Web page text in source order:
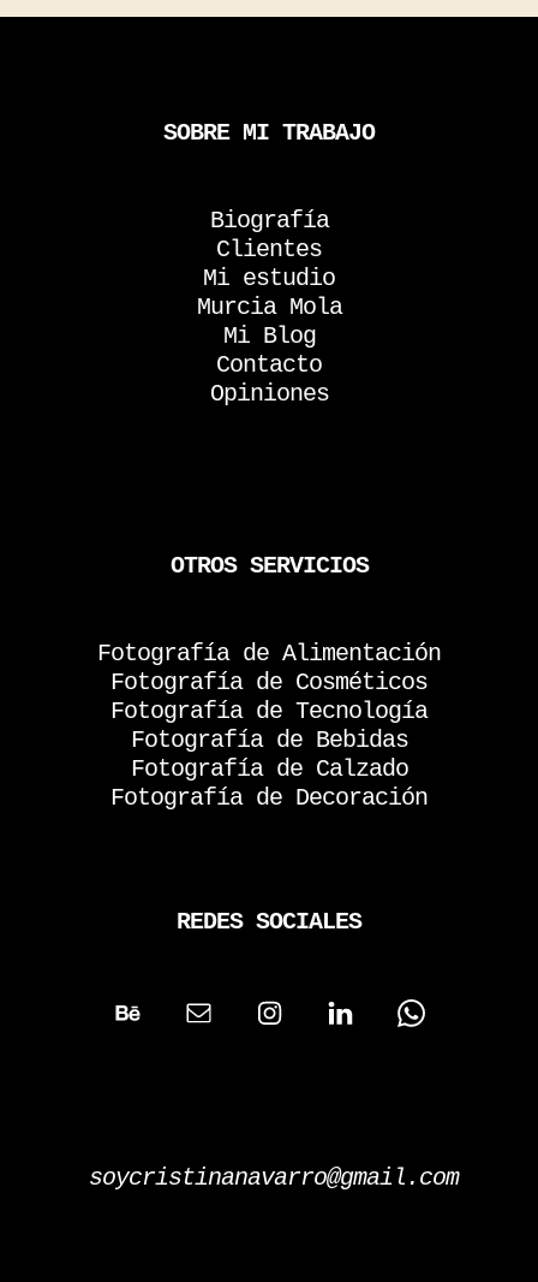
SOBRE MI TRABAJO
Biografía
Clientes
Mi estudio
Murcia Mola
Mi Blog
Contacto
Opiniones
OTROS SERVICIOS
Fotografía de Alimentación
Fotografía de Cosméticos
Fotografía de Tecnología
Fotografía de Bebidas
Fotografía de Calzado
Fotografía de Decoración
REDES SOCIALES
soycristinanavarro@gmail.com